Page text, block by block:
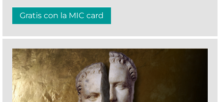
Gratis con la MIC card